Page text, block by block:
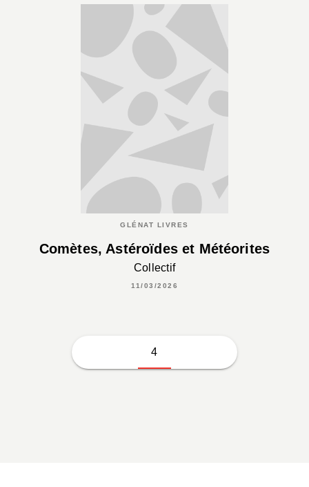
GLÉNAT LIVRES
Comètes, Astéroïdes et Météorites
Collectif
11/03/2026
4